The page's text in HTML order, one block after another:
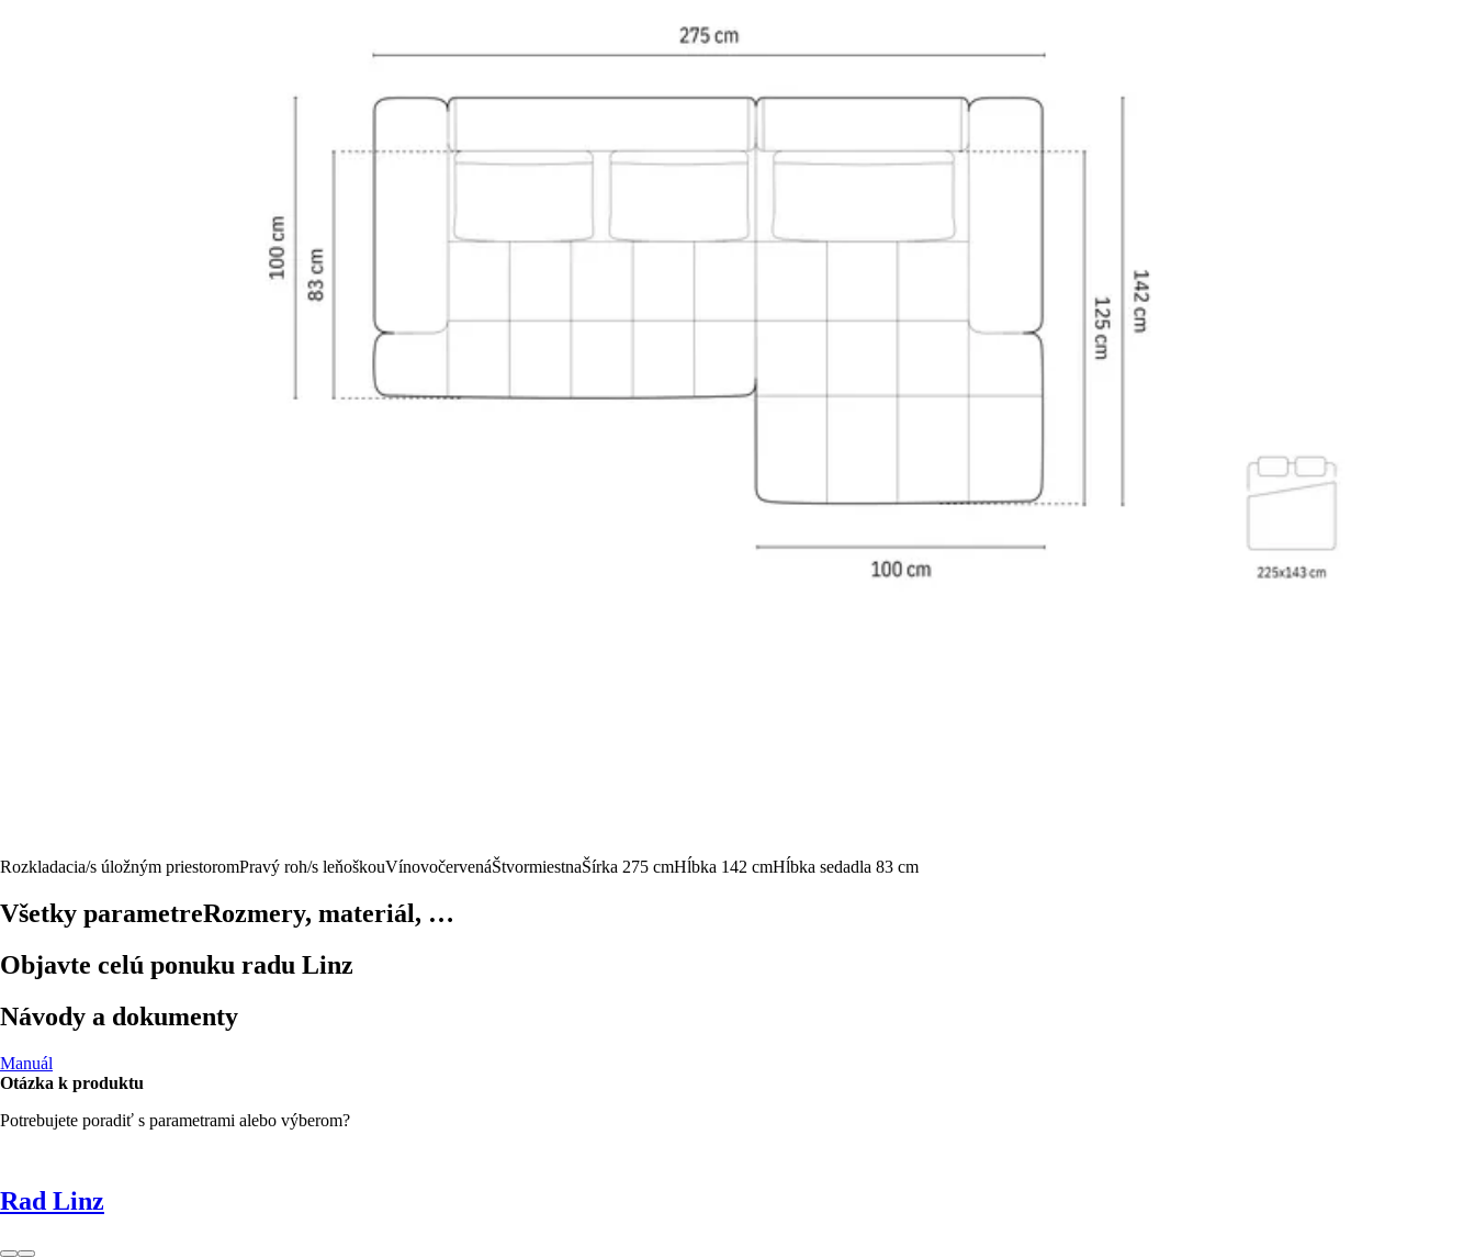
Rozkladacia/s úložným priestoromPravý roh/s leňoškouVínovočervenáŠtvormiestnaŠírka 275 cmHĺbka 142 cmHĺbka sedadla 83 cm
Všetky parametreRozmery, materiál, …
Objavte celú ponuku radu Linz
Návody a dokumenty
Manuál
Otázka k produktu
Potrebujete poradiť s parametrami alebo výberom?
Rad Linz